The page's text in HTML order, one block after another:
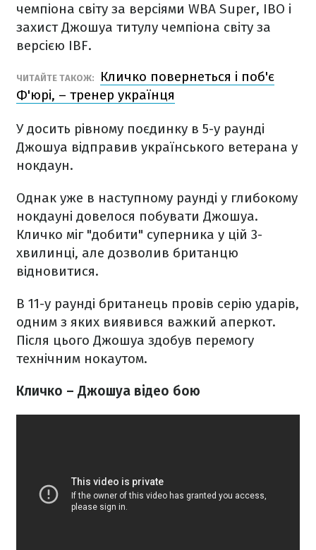
чемпіона світу за версіями WBA Super, IBO і
захист Джошуа титулу чемпіона світу за
версією IBF.
ЧИТАЙТЕ ТАКОЖ:
Кличко повернеться і поб'є
Ф'юрі, – тренер українця
У досить рівному поєдинку в 5-у раунді
Джошуа відправив українського ветерана у
нокдаун.
Однак уже в наступному раунді у глибокому
нокдауні довелося побувати Джошуа.
Кличко міг "добити" суперника у цій 3-
хвилинці, але дозволив британцю
відновитися.
В 11-у раунді британець провів серію ударів,
одним з яких виявився важкий аперкот.
Після цього Джошуа здобув перемогу
технічним нокаутом.
Кличко – Джошуа відео бою